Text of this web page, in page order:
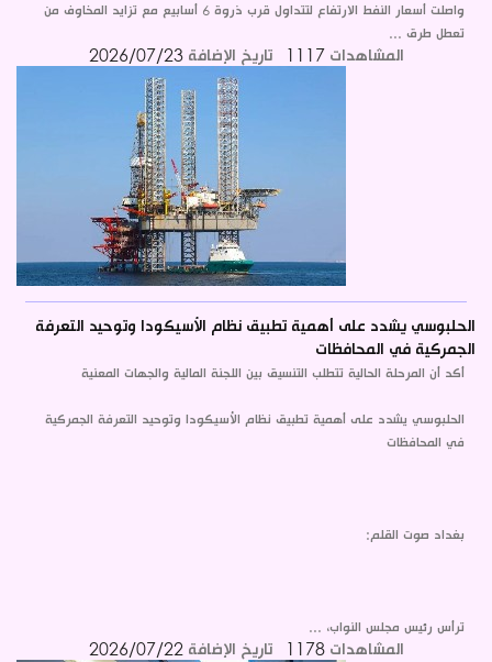
واصلت أسعار النفط الارتفاع لتتداول قرب ذروة 6 أسابيع مع تزايد المخاوف من
تعطل طرق ...
المشاهدات 1117 تاريخ الإضافة 2026/07/23
الحلبوسي يشدد على أهمية تطبيق نظام الأسيكودا وتوحيد التعرفة
الجمركية في المحافظات
أكد أن المرحلة الحالية تتطلب التنسيق بين اللجنة المالية والجهات المعنية
الحلبوسي يشدد على أهمية تطبيق نظام الأسيكودا وتوحيد التعرفة الجمركية
في المحافظات
بغداد صوت القلم:
ترأس رئيس مجلس النواب، ...
المشاهدات 1178 تاريخ الإضافة 2026/07/22